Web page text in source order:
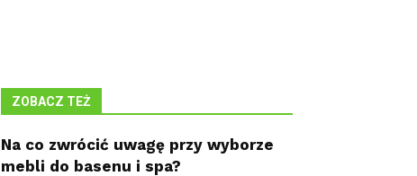
ZOBACZ TEŻ
Na co zwrócić uwagę przy wyborze
mebli do basenu i spa?